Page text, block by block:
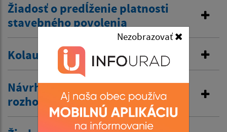
Nezobrazovať
Žiadosť o predĺženie platnosti
stavebného povolenia
Kolaudačné rozhodnutie
Návrh na vydanie územného
rozhodnutia